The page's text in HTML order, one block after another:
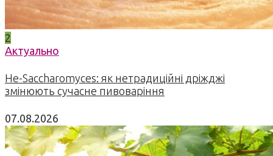
2
Актуально
Не-Saccharomyces: як нетрадиційні дріжджі
змінюють сучасне пивоваріння
07.08.2026